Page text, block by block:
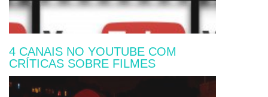
4 CANAIS NO YOUTUBE COM
CRÍTICAS SOBRE FILMES